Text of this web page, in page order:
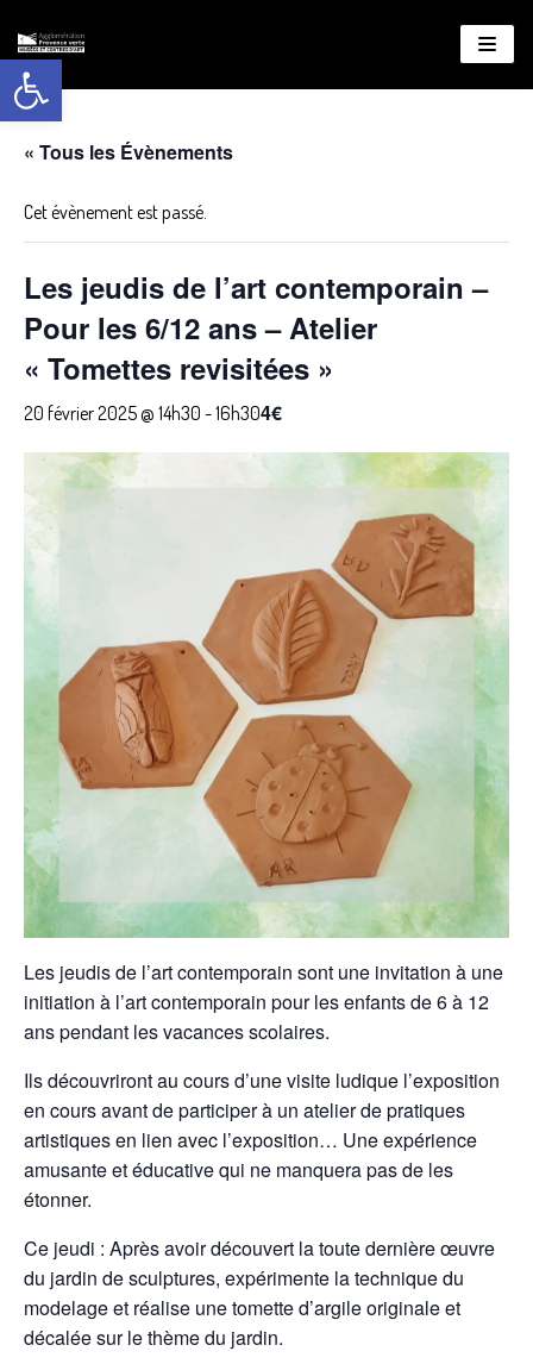
Ouvrir la barre d’outils
Aller
au
contenu
« Tous les Évènements
Cet évènement est passé.
Les jeudis de l’art contemporain –
Pour les 6/12 ans – Atelier
« Tomettes revisitées »
20 février 2025 @ 14h30 -16h304€
Les jeudis de l’art contemporain sont une invitation à une
initiation à l’art contemporain pour les enfants de 6 à 12
ans pendant les vacances scolaires.
Ils découvriront au cours d’une visite ludique l’exposition
en cours avant de participer à un atelier de pratiques
artistiques en lien avec l’exposition… Une expérience
amusante et éducative qui ne manquera pas de les
étonner.
Ce jeudi : Après avoir découvert la toute dernière œuvre
du jardin de sculptures, expérimente la technique du
modelage et réalise une tomette d’argile originale et
décalée sur le thème du jardin.